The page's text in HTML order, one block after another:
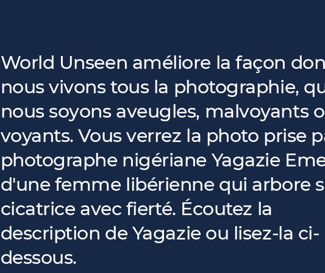
World Unseen améliore la façon
nous vivons tous la photographie,
nous soyons aveugles, malvoyants
voyants. Vous verrez la photo prise
photographe nigériane Yagazie
d'une femme libérienne qui arbore
cicatrice avec fierté. Écoutez la
description de Yagazie ou lisez-la ci-
dessous.